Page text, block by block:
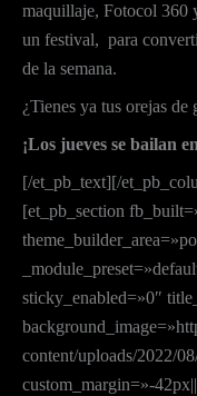
maquillaje, Fotocol 360
un festival, para
de la semana.
¿Tienes ya tus orejas de
¡Los jueves se bailan
[/et_pb_text][/
[et_pb_section
sticky_enabled=»0″
content/uploads/2022/
custom_margin=»-